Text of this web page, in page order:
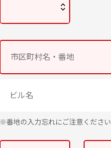
※番地の入力忘れにご注意ください